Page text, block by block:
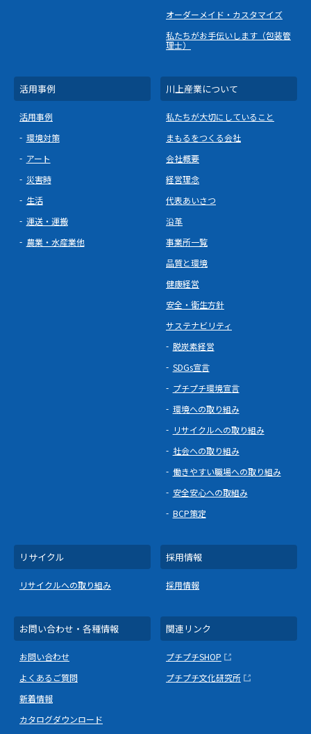
オーダーメイド・カスタマイズ
私たちがお手伝いします（包装管
理士）
活用事例
活用事例
環境対策
アート
災害時
生活
運送・運搬
農業・水産業他
川上産業について
私たちが大切にしていること
まもるをつくる会社
会社概要
経営理念
代表あいさつ
沿革
事業所一覧
品質と環境
健康経営
安全・衛生方針
サステナビリティ
脱炭素経営
SDGs宣言
プチプチ環境宣言
環境への取り組み
リサイクルへの取り組み
社会への取り組み
働きやすい職場への取り組み
安全安心への取組み
BCP策定
リサイクル
リサイクルへの取り組み
採用情報
採用情報
お問い合わせ・各種情報
お問い合わせ
よくあるご質問
新着情報
カタログダウンロード
関連リンク
プチプチSHOP
プチプチ文化研究所